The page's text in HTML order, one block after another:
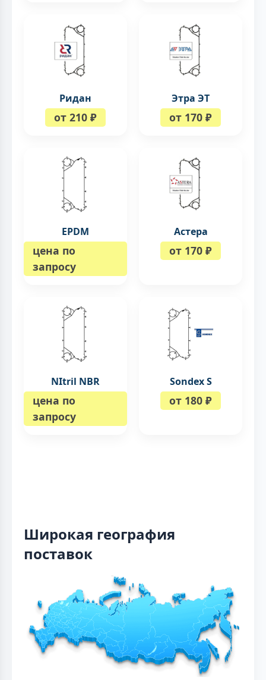
Ридан
от 210 ₽
Этра ЭТ
от 170 ₽
EPDM
цена по
запросу
Астера
от 170 ₽
NItril NBR
цена по
запросу
Sondex S
от 180 ₽
Широкая география
поставок